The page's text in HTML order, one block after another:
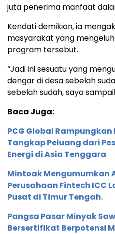
juta penerima manfaat
Kendati demikian, ia
masyarakat yang
program tersebut.
“Jadi ini sesuatu yang
dengar di desa sebelah
sebelah sudah, saya
Baca Juga:
PCG Global
Tangkap Peluang dari
Energi di Asia Tenggara
Mintoak Mengumumkan
Perusahaan Fintech ICC
Pusat di Timur Tengah.
Pangsa Pasar Minyak
Bersertifikat Berpotensi